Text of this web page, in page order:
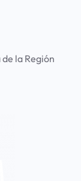
la Región